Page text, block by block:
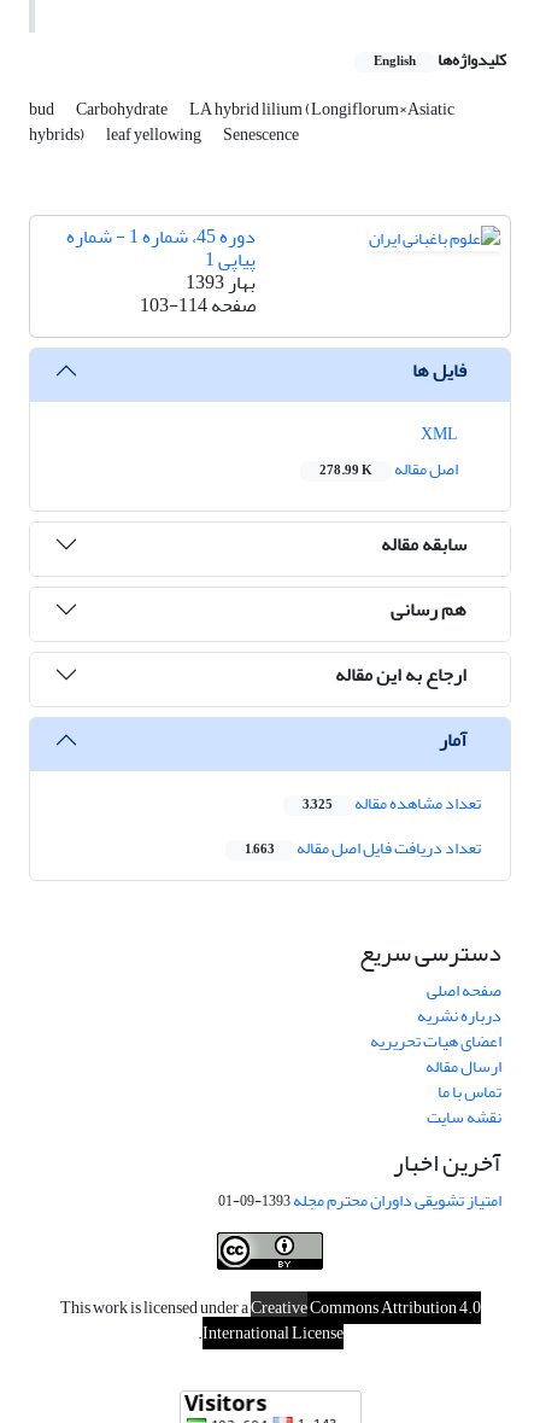
کلیدواژه‌ها English
bud Carbohydrate LA hybrid lilium (Longiflorum×Asiatic
hybrids) leaf yellowing Senescence
دوره 45، شماره 1 - شماره
پیاپی 1
بهار 1393
صفحه103-114
فایل ها
اصل مقاله
278.99 K
سابقه مقاله
هم رسانی
ارجاع به این مقاله
آمار
تعداد مشاهده مقاله 3,325
تعداد دریافت فایل اصل مقاله 1,663
دسترسی سریع
صفحه اصلی
درباره نشریه
اعضای هیات تحریریه
ارسال مقاله
تماس با ما
نقشه سایت
آخرین اخبار
امتیاز تشویقی داوران محترم مجله1393-09-01
This work is licensed under aCreativeCommons Attribution 4.0
International License
.